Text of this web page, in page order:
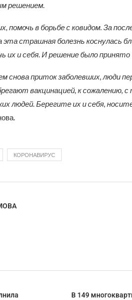
решением.
помочь в борьбе с ковидом. За
эта страшная болезнь коснулась
их и себя. И решение было принято
снова приток заболевших, люди
вакцинацией, к сожалению,
людей. Берегите их и себя,
КОРОНАВИРУС
В 149